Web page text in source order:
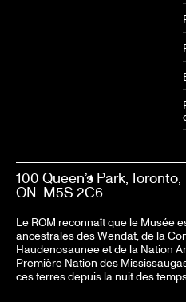
100 Queen’s Park, Toronto,
ON M5S 2C6
Le ROM reconnaît que le Musée
ancestrales des Wendat, de la
Haudenosaunee et de la Nation
Première Nation des
ces terres depuis la nuit des